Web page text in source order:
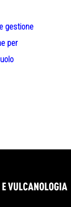
gestione
per